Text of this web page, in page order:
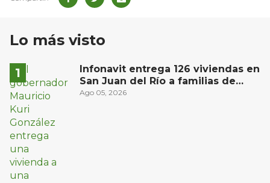
Lo más visto
Infonavit entrega 126 viviendas en
San Juan del Río a familias de
bajos ingresos
Ago 05, 2026